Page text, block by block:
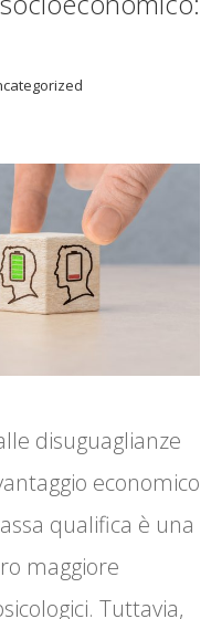
disuguaglianze
economico
qualifica è una
maggiore
Tuttavia,